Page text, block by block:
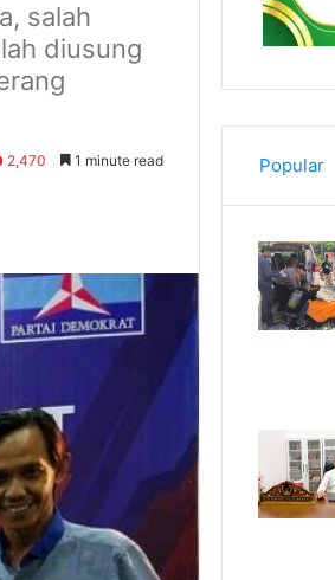
salah
diusung
2,470 1 minute read Popular